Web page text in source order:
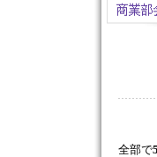
全部で